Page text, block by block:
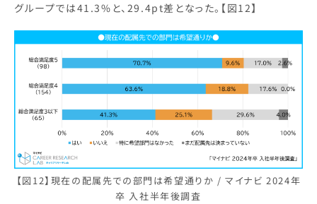
グループでは41.3%と、29.4pt差となった。【図12】
【図12】現在の配属先での部門は希望通りか / マイナビ 2024年
卒 入社半年後調査